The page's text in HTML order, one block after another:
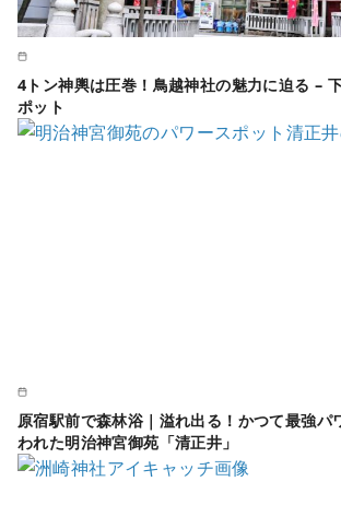
4トン神輿は圧巻！鳥越神社の魅力に迫る –
ポット
原宿駅前で森林浴｜溢れ出る！かつて最強パ
われた明治神宮御苑「清正井」